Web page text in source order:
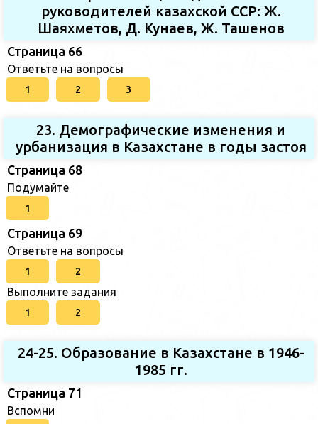
руководителей казахской ССР: Ж.
Шаяхметов, Д. Кунаев, Ж. Ташенов
Страница 66
Ответьте на вопросы
1 2 3
23. Демографические изменения и
урбанизация в Казахстане в годы застоя
Страница 68
Подумайте
1
Страница 69
Ответьте на вопросы
1 2
Выполните задания
1 2
24-25. Образование в Казахстане в 1946-
1985 гг.
Страница 71
Вспомни